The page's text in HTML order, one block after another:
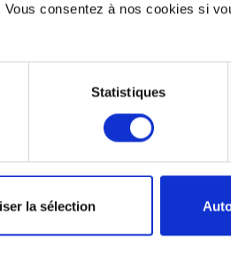
consentez à nos cookies si
Statistiques
la sélection
d’une vie sauvée
durant ses nombreux
que froides à la fin des collectes.